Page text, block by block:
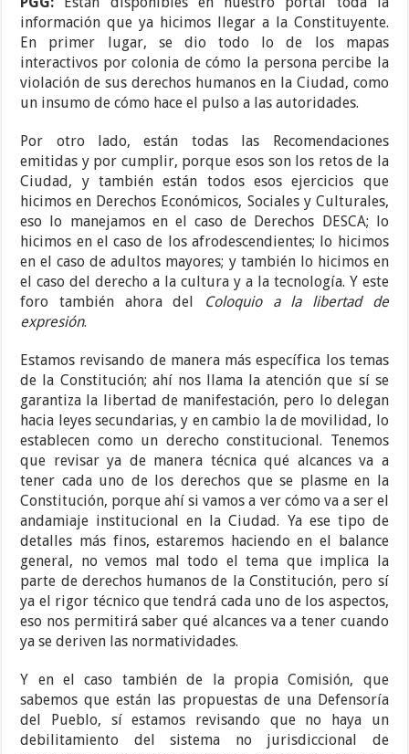
información que ya hicimos llegar a la Constituyente.
En primer lugar, se dio todo lo de los mapas
interactivos por colonia de cómo la persona percibe la
violación de sus derechos humanos en la Ciudad, como
un insumo de cómo hace el pulso a las autoridades.
Por otro lado, están todas las Recomendaciones
emitidas y por cumplir, porque esos son los retos de la
Ciudad, y también están todos esos ejercicios que
hicimos en Derechos Económicos, Sociales y Culturales,
eso lo manejamos en el caso de Derechos DESCA; lo
hicimos en el caso de los afrodescendientes; lo hicimos
en el caso de adultos mayores; y también lo hicimos en
el caso del derecho a la cultura y a la tecnología. Y este
foro también ahora del
Coloquio a la libertad de
expresión.
Estamos revisando de manera más específica los temas
de la Constitución; ahí nos llama la atención que sí se
garantiza la libertad de manifestación, pero lo delegan
hacia leyes secundarias, y en cambio la de movilidad, lo
establecen como un derecho constitucional. Tenemos
que revisar ya de manera técnica qué alcances va a
tener cada uno de los derechos que se plasme en la
Constitución, porque ahí si vamos a ver cómo va a ser el
andamiaje institucional en la Ciudad. Ya ese tipo de
detalles más finos, estaremos haciendo en el balance
general, no vemos mal todo el tema que implica la
parte de derechos humanos de la Constitución, pero sí
ya el rigor técnico que tendrá cada uno de los aspectos,
eso nos permitirá saber qué alcances va a tener cuando
ya se deriven las normatividades.
Y en el caso también de la propia Comisión, que
sabemos que están las propuestas de una Defensoría
del Pueblo, sí estamos revisando que no haya un
debilitamiento del sistema no jurisdiccional de